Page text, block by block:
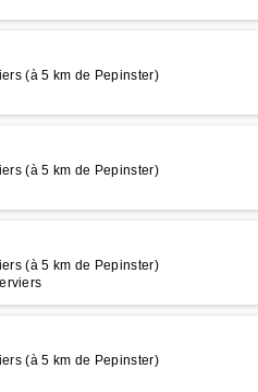
(à 5 km de Pepinster)
(à 5 km de Pepinster)
(à 5 km de Pepinster)
(à 5 km de Pepinster)